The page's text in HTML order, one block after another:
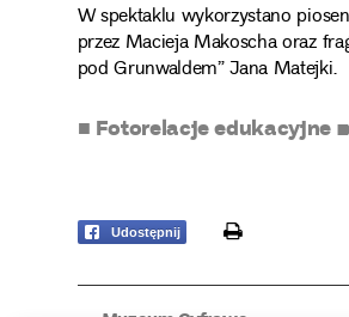
W spektaklu wykorzystano
przez Macieja Makoscha oraz
pod Grunwaldem” Jana Matejki.
■ Fotorelacje
Udostępnij print